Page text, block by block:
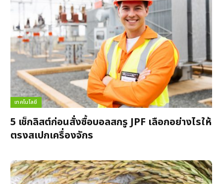
เทคโนโลยี
5 เช็กลิสต์ก่อนสั่งซื้อบอลสกรู JPF เลือกอย่างไรให้
ตรงสเปกเครื่องจักร